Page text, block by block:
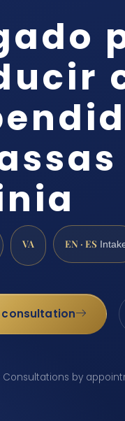
VA EN · ES
consultation
Consultations by